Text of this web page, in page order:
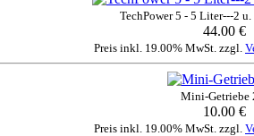
TechPower 5 - 5 Liter---2
44.00 €
Preis inkl. 19.00% MwSt. zzgl.
Mini-Getriebe
10.00 €
Preis inkl. 19.00% MwSt. zzgl.